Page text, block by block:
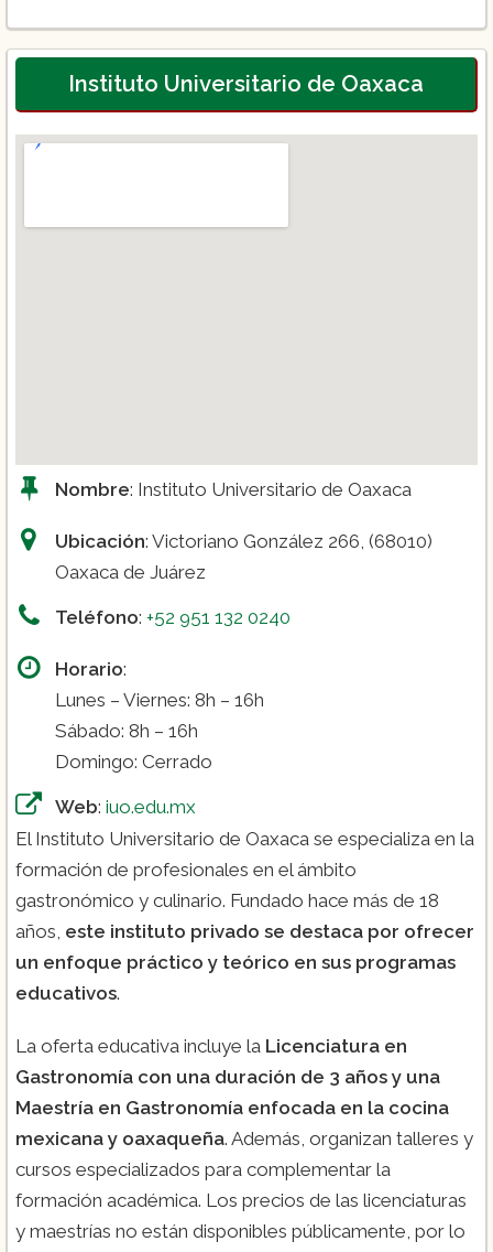
Licenciatura en Repostería
Talleres de Pastelería Clásica
Instituto Universitario de Oaxaca
Nombre: Instituto Universitario de Oaxaca
Ubicación: Victoriano González 266, (68010)
Oaxaca de Juárez
Teléfono: +52 951 132 0240
Horario:
Lunes – Viernes: 8h – 16h
Sábado: 8h – 16h
Domingo: Cerrado
Web: iuo.edu.mx
El Instituto Universitario de Oaxaca se especializa en la
formación de profesionales en el ámbito
gastronómico y culinario. Fundado hace más de 18
años, este instituto privado se destaca por ofrecer
un enfoque práctico y teórico en sus programas
educativos.
La oferta educativa incluye la Licenciatura en
Gastronomía con una duración de 3 años y una
Maestría en Gastronomía enfocada en la cocina
mexicana y oaxaqueña. Además, organizan talleres y
cursos especializados para complementar la
formación académica. Los precios de las licenciaturas
y maestrías no están disponibles públicamente, por lo